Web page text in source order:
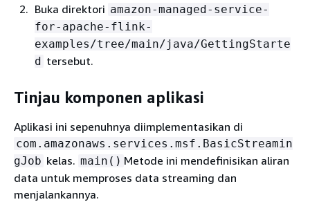
Buka direktori amazon-managed-service-
for-apache-flink-
examples/tree/main/java/GettingStarte
d tersebut.
Tinjau komponen aplikasi
Aplikasi ini sepenuhnya diimplementasikan di
com.amazonaws.services.msf.BasicStreamin
gJob kelas. main() Metode ini mendefinisikan aliran
data untuk memproses data streaming dan
menjalankannya.